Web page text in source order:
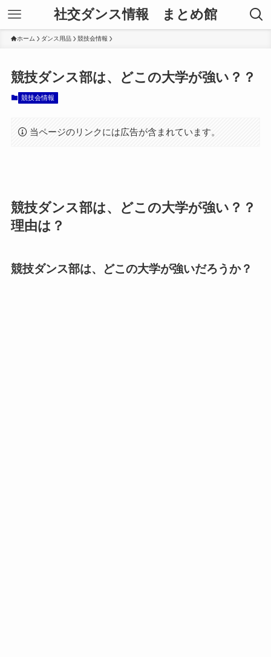
社交ダンス情報 まとめ館
ホーム ダンス用品 競技会情報
競技ダンス部は、どこの大学が強い？？
競技会情報
当ページのリンクには広告が含まれています。
競技ダンス部は、どこの大学が強い？？
理由は？
競技ダンス部は、どこの大学が強いだろうか？